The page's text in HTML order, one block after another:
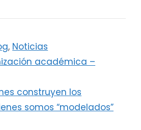
, Noticias
académica –
construyen los
somos “modelados”